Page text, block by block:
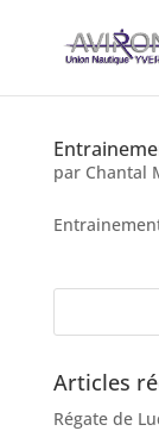
par Chantal
Articles
Régate de